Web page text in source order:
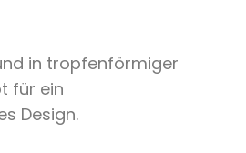
in tropfenförmiger
für ein
Design.